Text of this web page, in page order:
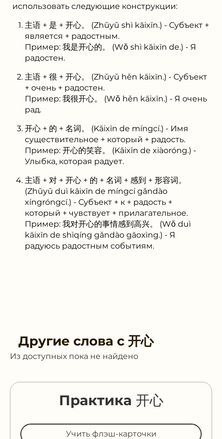
использовать следующие конструкции:
主语 + 是 + 开心。 (Zhǔyǔ shì kāixīn.) - Субъект +
является + радостным.
Пример: 我是开心的。 (Wǒ shì kāixīn de.) - Я
радостен.
主语 + 很 + 开心。 (Zhǔyǔ hěn kāixīn.) - Субъект
+ очень + радостен.
Пример: 我很开心。 (Wǒ hěn kāixīn.) - Я очень
рад.
开心 + 的 + 名词。 (Kāixīn de míngcí.) - Имя
существительное + который + радость.
Пример: 开心的笑容。 (Kāixīn de xiàoróng.) -
Улыбка, которая радует.
主语 + 对 + 开心 + 的 + 名词 + 感到 + 形容词。
(Zhǔyǔ duì kāixīn de míngcí gǎndào
xíngróngcí.) - Субъект + к + радость +
который + чувствует + прилагательное.
Пример: 我对开心的事情感到高兴。 (Wǒ duì
kāixīn de shìqíng gǎndào gāoxìng.) - Я
радуюсь радостным событиям.
Другие слова с 开心
Из доступных пока не найдено
Практика 开心
Учить флэш-карточки